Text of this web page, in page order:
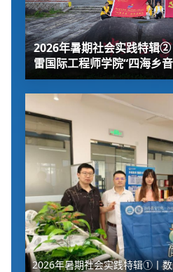
2026年暑期社会实践特辑②
雷国际工程师学院“四海乡
2026年暑期社会实践特辑①丨